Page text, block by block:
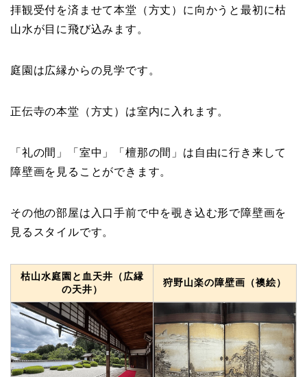
拝観受付を済ませて本堂（方丈）に向かうと最初に枯
山水が目に飛び込みます。
庭園は広縁からの見学です。
正伝寺の本堂（方丈）は室内に入れます。
「礼の間」「室中」「檀那の間」は自由に行き来して
障壁画を見ることができます。
その他の部屋は入口手前で中を覗き込む形で障壁画を
見るスタイルです。
枯山水庭園と血天井（広縁
の天井）
狩野山楽の障壁画（襖絵）